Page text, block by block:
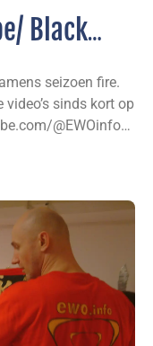
Black
2026
seizoen fire.
video’s sinds kort op
@EWOinfo):